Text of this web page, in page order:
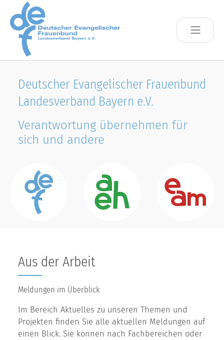
Skip to main content
Deutscher Evangelischer Frauenbund
Landesverband Bayern e.V.
Verantwortung übernehmen für
sich und andere
Aus der Arbeit
Meldungen im Überblick
Im Bereich Aktuelles zu unseren Themen und
Projekten finden Sie alle aktuellen Meldungen auf
einen Blick. Sie können nach Fachbereichen oder